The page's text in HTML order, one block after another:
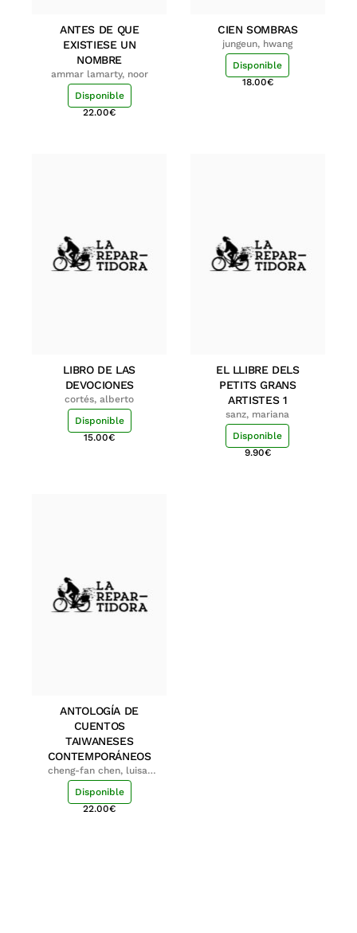
ANTES DE QUE
EXISTIESE UN
NOMBRE
ammar lamarty, noor
Disponible
22.00€
CIEN SOMBRAS
jungeun, hwang
Disponible
18.00€
LIBRO DE LAS
DEVOCIONES
cortés, alberto
Disponible
15.00€
EL LLIBRE DELS
PETITS GRANS
ARTISTES 1
sanz, mariana
Disponible
9.90€
ANTOLOGÍA DE
CUENTOS
TAIWANESES
CONTEMPORÁNEOS
cheng-fan chen, luisa;
shu-ying chang, luisa
Disponible
22.00€